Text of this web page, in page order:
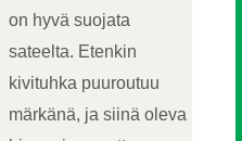
on hyvä suojata
sateelta. Etenkin
kivituhka puuroutuu
märkänä, ja siinä oleva